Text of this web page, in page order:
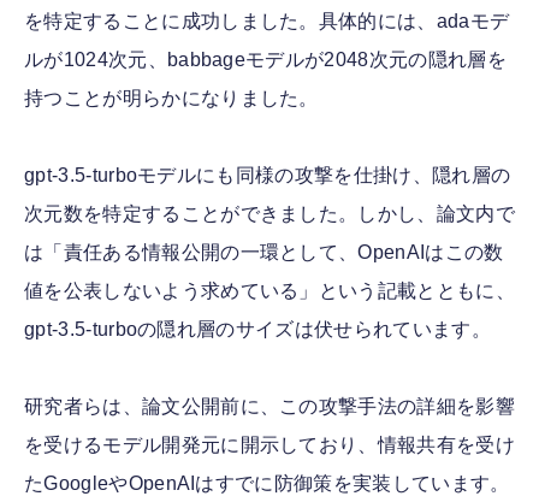
を特定することに成功しました。具体的には、adaモデ
ルが1024次元、babbageモデルが2048次元の隠れ層を
持つことが明らかになりました。
gpt-3.5-turboモデルにも同様の攻撃を仕掛け、隠れ層の
次元数を特定することができました。しかし、論文内で
は「責任ある情報公開の一環として、OpenAIはこの数
値を公表しないよう求めている」という記載とともに、
gpt-3.5-turboの隠れ層のサイズは伏せられています。
研究者らは、論文公開前に、この攻撃手法の詳細を影響
を受けるモデル開発元に開示しており、情報共有を受け
たGoogleやOpenAIはすでに防御策を実装しています。